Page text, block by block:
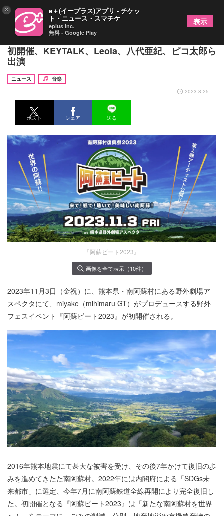
熊本県・南阿蘇村の野外フェス『阿蘇ビート2023』
初開催、KEYTALK、Leola、八代亜紀、ピコ太郎ら
出演
ニュース
音楽
2023.8.25
ポスト シェア 送る
『阿蘇ビート2023』
画像を全て表示（10件）
2023年11月3日（金祝）に、熊本県・南阿蘇村にある野外劇場ア
スペクタにて、miyake（mihimaru GT）がプロデュースする野外
フェスイベント『阿蘇ビート2023』が初開催される。
2016年熊本地震にて甚大な被害を受け、その後7年かけて復旧の歩
みを進めてきたた南阿蘇村。2022年には内閣府による「SDGs未
来都市」に選定、今年7月に南阿蘇鉄道全線再開により完全復旧し
た。初開催となる『阿蘇ビート2023』は「新たな南阿蘇村を世界
× e＋(イープラス)アプリ - チケッ
ト・ニュース・スマチケ
eplus inc.
無料 - Google Play
表示